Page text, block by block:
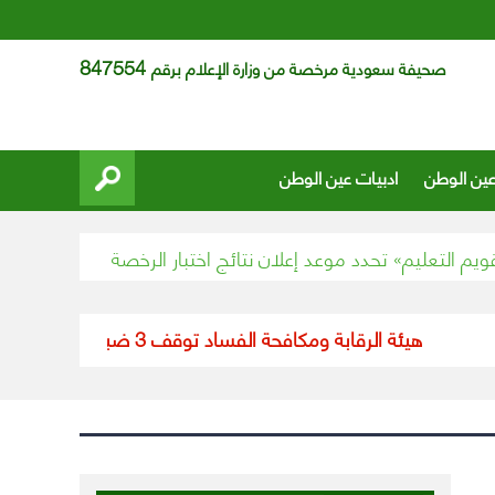
صحيفة سعودية مرخصة من وزارة الإعلام برقم847554
عين الوطن ادبيات عين الوطن
التعليم» تحدد موعد إعلان نتائج اختبار الرخصة المهنية
هيئة الرقابة ومكافحة الفساد توقف 3 ضباط في الحرس الملكي وموظفًا بالديوان الملكي في قضايا فساد وتلاعب